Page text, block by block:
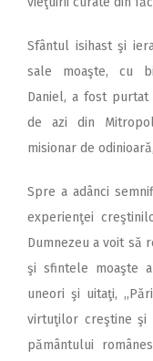
Sfântul isihast şi
sale moaşte, cu
Daniel, a fost
de azi din
misionar de
Spre a adânci
experienţei
Dumnezeu a voit să
şi sfintele moaşte
uneori şi uitaţi,
virtuţilor creştine
pământului